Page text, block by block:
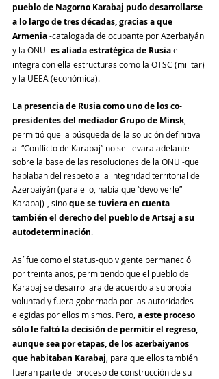
pueblo de Nagorno Karabaj pudo desarrollarse
a lo largo de tres décadas, gracias a que
Armenia -catalogada de ocupante por Azerbaiyán
y la ONU- es aliada estratégica de Rusia e
integra con ella estructuras como la OTSC (militar)
y la UEEA (económica).
La presencia de Rusia como uno de los co-
presidentes del mediador Grupo de Minsk,
permitió que la búsqueda de la solución definitiva
al “Conflicto de Karabaj” no se llevara adelante
sobre la base de las resoluciones de la ONU -que
hablaban del respeto a la integridad territorial de
Azerbaiyán (para ello, había que “devolverle”
Karabaj)-, sino que se tuviera en cuenta
también el derecho del pueblo de Artsaj a su
autodeterminación.
Así fue como el status-quo vigente permaneció
por treinta años, permitiendo que el pueblo de
Karabaj se desarrollara de acuerdo a su propia
voluntad y fuera gobernada por las autoridades
elegidas por ellos mismos. Pero, a este proceso
sólo le faltó la decisión de permitir el regreso,
aunque sea por etapas, de los azerbaiyanos
que habitaban Karabaj, para que ellos también
fueran parte del proceso de construcción de su